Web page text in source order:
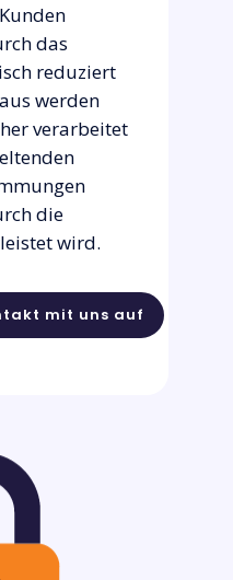
das
reduziert
werden
verarbeitet
die
wird.
mit uns auf